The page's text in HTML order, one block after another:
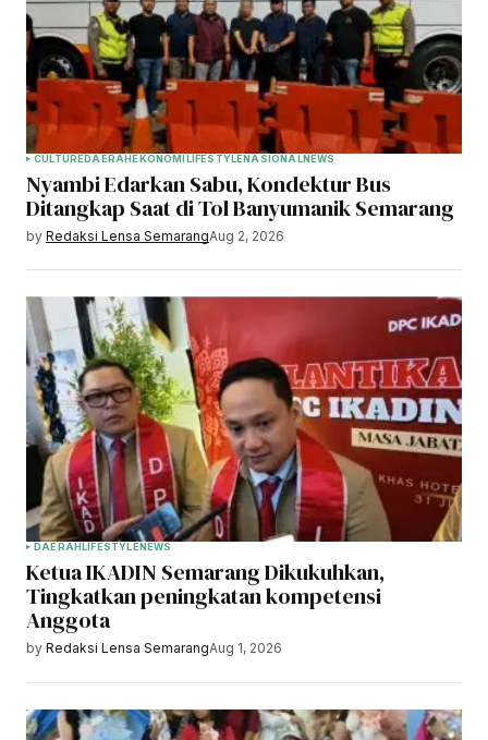
CULTUREDAERAHEKONOMILIFESTYLENASIONALNEWS
Nyambi Edarkan Sabu, Kondektur Bus
Ditangkap Saat di Tol Banyumanik Semarang
by Redaksi Lensa SemarangAug 2, 2026
DAERAHLIFESTYLENEWS
Ketua IKADIN Semarang Dikukuhkan,
Tingkatkan peningkatan kompetensi
Anggota
by Redaksi Lensa SemarangAug 1, 2026